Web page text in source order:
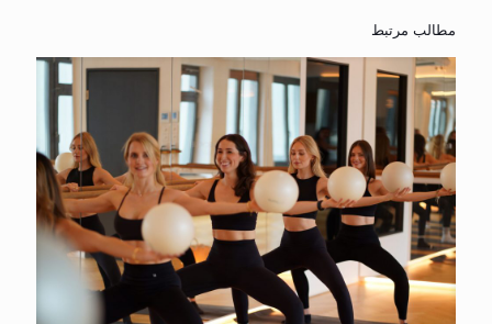
مطالب مرتبط